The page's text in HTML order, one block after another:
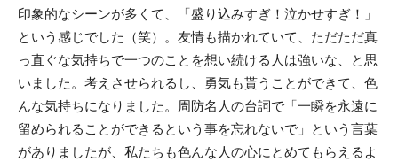
印象的なシーンが多くて、「盛り込みすぎ！泣かせすぎ！」
という感じでした（笑）。友情も描かれていて、ただただ真
っ直ぐな気持ちで一つのことを想い続ける人は強いな、と思
いました。考えさせられるし、勇気も貰うことができて、色
んな気持ちになりました。周防名人の台詞で「一瞬を永遠に
留められることができるという事を忘れないで」という言葉
がありましたが、私たちも色んな人の心にとめてもらえるよ